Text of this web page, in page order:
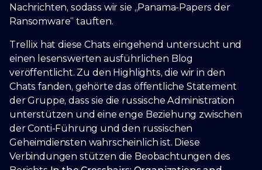
Nachrichten, sodass wir sie „Panama-Papers der
Ransomware“ tauften.
Trellix hat diese Chats eingehend untersucht und
einen lesenswerten ausführlichen Blog
veröffentlicht. Zu den Highlights, die wir in den
Chats fanden, gehörte das öffentliche Statement
der Gruppe, dass sie die russische Administration
unterstützen und eine enge Beziehung zwischen
der Conti-Führung und den russischen
Geheimdiensten wahrscheinlich ist. Diese
Verbindungen stützen die Beobachtungen des